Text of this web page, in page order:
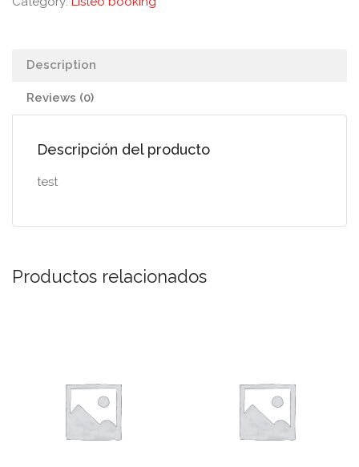
Description
Reviews (0)
Descripción del producto
test
Productos relacionados